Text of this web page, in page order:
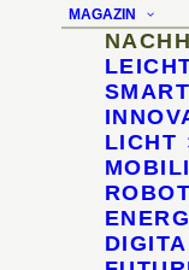
MAGAZIN
LICHT
16. Juli 2011